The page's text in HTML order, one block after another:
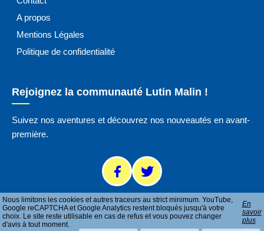
Nous limitons les cookies et autres traceurs au strict minimum. YouTube,
Google reCAPTCHA et Google Analytics restent bloqués jusqu'à votre
choix. Le site reste utilisable en cas de refus et vous pouvez changer
d'avis à tout moment.
En
savoir
plus
A propos
Mentions Légales
Politique de confidentialité
Rejoignez la communauté Lutin Malin !
Suivez nos aventures et découvrez nos nouveautés en avant-
première.